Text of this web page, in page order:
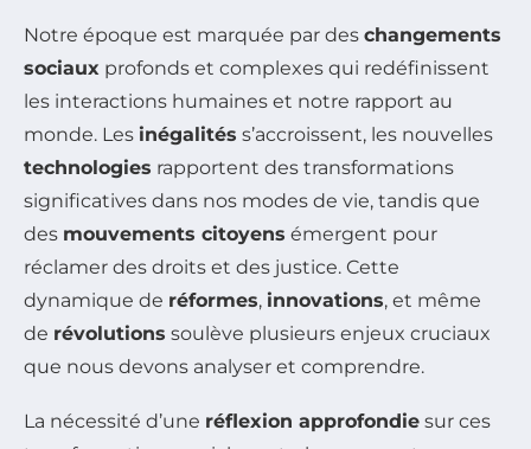
Notre époque est marquée par des changements
sociaux profonds et complexes qui redéfinissent
les interactions humaines et notre rapport au
monde. Les inégalités s’accroissent, les nouvelles
technologies rapportent des transformations
significatives dans nos modes de vie, tandis que
des mouvements citoyens émergent pour
réclamer des droits et des justice. Cette
dynamique de réformes, innovations, et même
de révolutions soulève plusieurs enjeux cruciaux
que nous devons analyser et comprendre.
La nécessité d’une réflexion approfondie sur ces